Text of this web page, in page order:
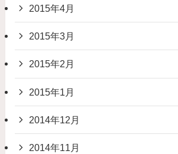
2015年4月
2015年3月
2015年2月
2015年1月
2014年12月
2014年11月